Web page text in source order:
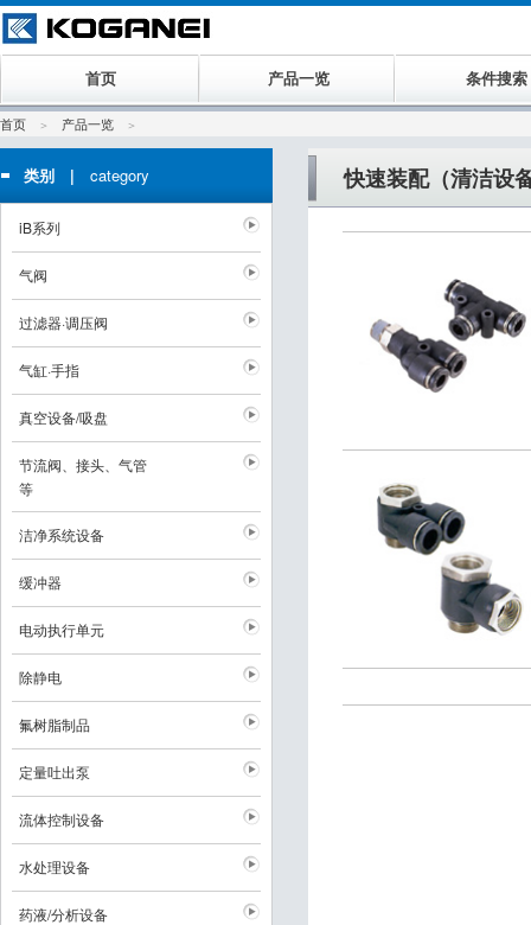
首页 产品一览 条件搜索
首页 产品一览
快速装配（清洁设
类别 | category
iB系列
气阀
过滤器·调压阀
气缸·手指
真空设备/吸盘
节流阀、接头、气管
等
洁净系统设备
缓冲器
电动执行单元
除静电
氟树脂制品
定量吐出泵
流体控制设备
水处理设备
药液/分析设备